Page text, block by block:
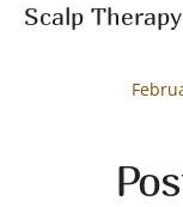
Scalp